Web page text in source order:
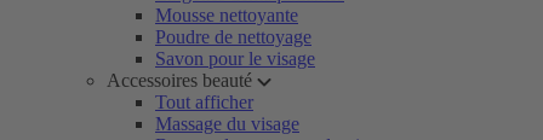
Mousse nettoyante
Poudre de nettoyage
Savon pour le visage
Accessoires beauté
Tout afficher
Massage du visage